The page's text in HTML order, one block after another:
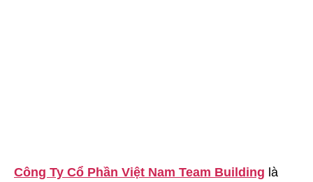
Công Ty Cổ Phần Việt Nam Team Building là